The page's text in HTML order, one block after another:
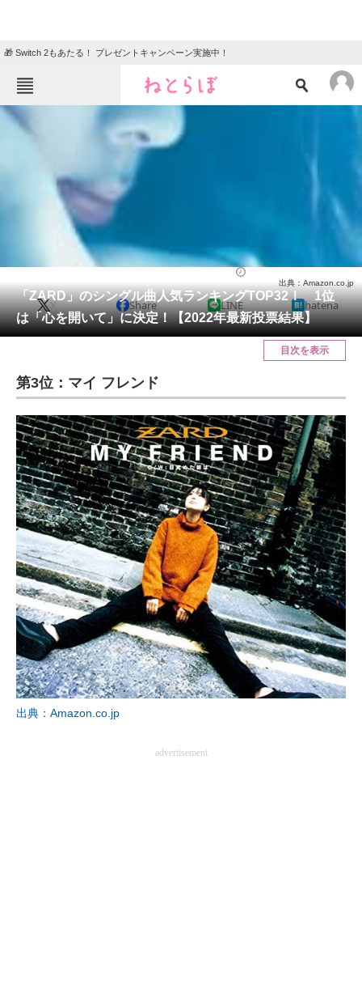
🎁 Switch 2もあたる！ プレゼントキャンペーン実施中！
TOP
リサーチ
会員記事
メディア
ITの今と未来を見通す
スマホと通信の最新トレンド
進化するPCとデバイスの未来
好きが集まる 比べて選べる
ビジネスと働き方のヒント
AI活用のいまが分かる
企業ITのトレンドを詳説
経営リーダーのコミュニティ
マーケ×ITの今がよく分かる
ITエンジニア向け専門サイト
「ZARD」のシングル曲人気ランキングTOP32！ 1位
は「心を開いて」に決定！【2022年最新投票結果】
出典：Amazon.co.jp
X Share LINE hatena
目次を表示
第3位：マイ フレンド
出典：Amazon.co.jp
advertisement